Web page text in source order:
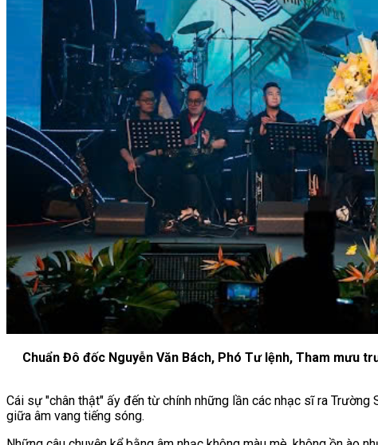
Chuẩn Đô đốc Nguyễn Văn Bách, Phó Tư lệnh, Tham mưu
Cái sự "chân thật" ấy đến từ chính những lần các nhạc sĩ ra
giữa âm vang tiếng sóng.